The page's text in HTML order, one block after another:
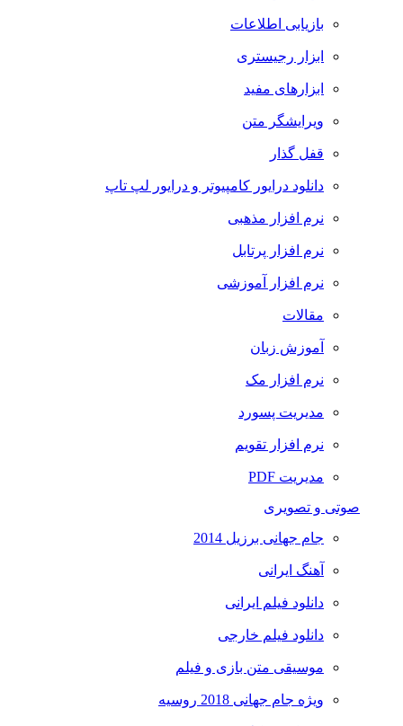
بازیابی اطلاعات
ابزار رجیستری
ابزارهای مفید
ویرایشگر متن
قفل گذار
دانلود درایور کامپیوتر و درایور لپ تاپ
نرم افزار مذهبی
نرم افزار پرتابل
نرم افزار آموزشی
مقالات
آموزش زبان
نرم افزار مک
مدیریت پسورد
نرم افزار تقویم
مدیریت PDF
صوتی و تصویری
جام جهانی برزیل 2014
آهنگ ایرانی
دانلود فیلم ایرانی
دانلود فیلم خارجی
موسیقی متن بازی و فیلم
ویژه جام جهانی 2018 روسیه